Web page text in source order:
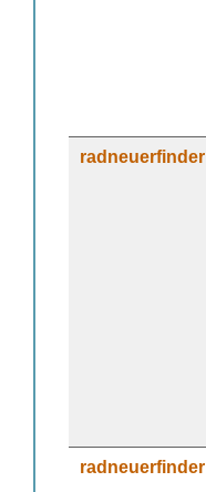
radneuerfinder
radneuerfinder